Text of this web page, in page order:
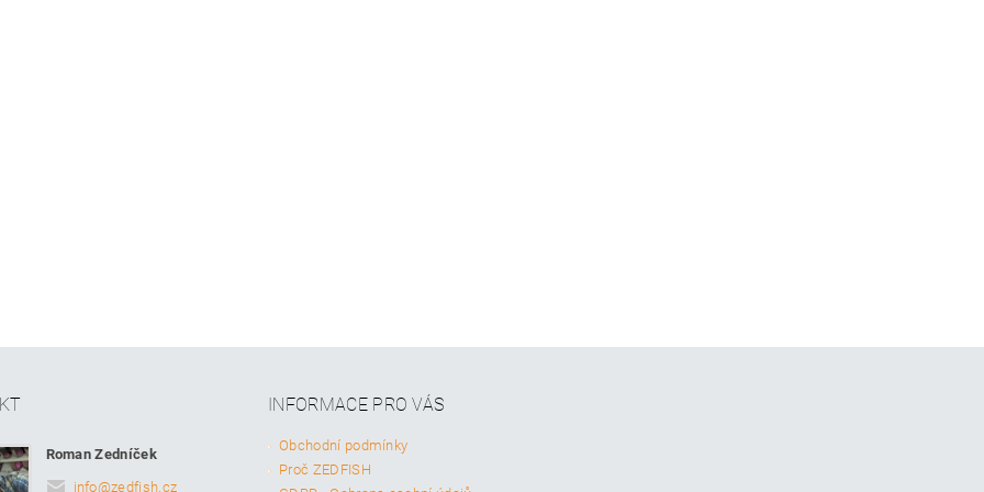
Roman Zedníček
info@zedfish.cz
INFORMACE PRO VÁS
Obchodní podmínky
Proč ZEDFISH